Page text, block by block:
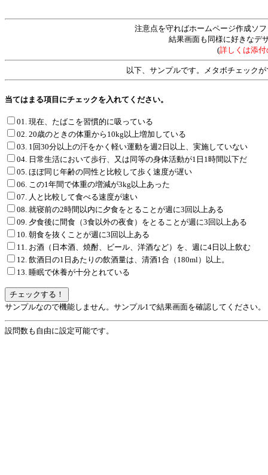
注意点を守ればホームページ作成ソ
結果画面も同様に好きなデ
(詳しくは添
以下、サンプルです。メタボチェック
当てはまる項目にチェックを入れてください。
01. 現在、たばこを習慣的に吸っている
02. 20歳のときの体重から10kg以上増加している
03. 1回30分以上の汗をかく軽い運動を週2日以上、実施していない
04. 日常生活において歩行、又は同等の身体活動が1日1時間以下だ
05. ほぼ同じ年齢の同性と比較して歩く速度が遅い
06. この1年間で体重の増減が3kg以上あった
07. 人と比較して食べる速度が速い
08. 就寝前の2時間以内に夕食をとることが週に3回以上ある
09. 夕食後に間食（3食以外の夜食）をとることが週に3回以上ある
10. 朝食を抜くことが週に3回以上ある
11. お酒（日本酒、焼酎、ビール、洋酒など）を、週に4日以上飲む
12. 飲酒日の1日あたりの飲酒量は、清酒1合（180ml）以上。
13. 睡眠で休養が十分とれている
サンプルなので機能しません。サンプル1で結果画面を確認してください。
設問数も自由に設定可能です。